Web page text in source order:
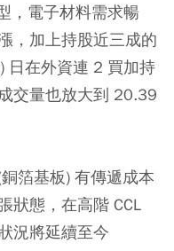
，電子材料需求暢
，加上持股近三成的
日在外資連 2 買加持
交量也放大到 20.39
箔基板) 有傳遞成本
狀態，在高階 CCL
況將延續至今